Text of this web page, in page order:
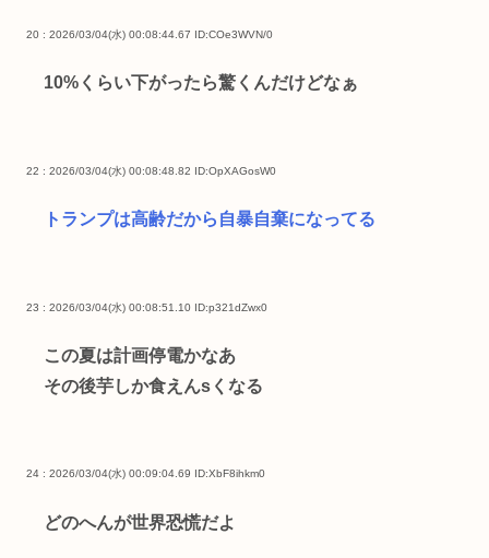
20 : 2026/03/04(水) 00:08:44.67 ID:COe3WVN/0
10%くらい下がったら驚くんだけどなぁ
22 : 2026/03/04(水) 00:08:48.82 ID:OpXAGosW0
トランプは高齢だから自暴自棄になってる
23 : 2026/03/04(水) 00:08:51.10 ID:p321dZwx0
この夏は計画停電かなあ
その後芋しか食えんsくなる
24 : 2026/03/04(水) 00:09:04.69 ID:XbF8ihkm0
どのへんが世界恐慌だよ